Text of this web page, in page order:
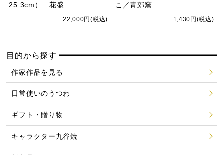
25.3cm） 花盛
22,000円(税込)
こ／青郊窯
1,430円(税込)
目的から探す
作家作品を見る
日常使いのうつわ
ギフト・贈り物
キャラクター九谷焼